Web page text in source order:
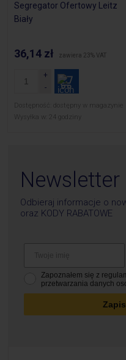
Segregator Ofertowy Leitz
Biały
36,14 zł zawiera 23% VAT
Dostępność:
dostępny w magazynie
Wysyłka w:
24 godziny
Newsletter
Odbieraj informacje o
oraz KODY RABATOWE
Zapoznałem się z
przetwarzania danych